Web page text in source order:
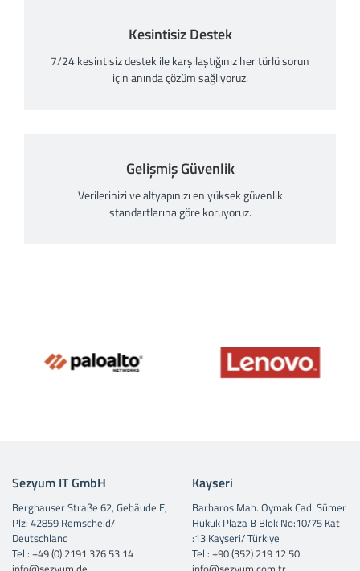
Kesintisiz Destek
7/24 kesintisiz destek ile karşılaştığınız her türlü sorun
için anında çözüm sağlıyoruz.
Gelişmiş Güvenlik
Verilerinizi ve altyapınızı en yüksek güvenlik
standartlarına göre koruyoruz.
Sezyum IT GmbH
Berghauser Straße 62, Gebäude E,
Plz: 42859 Remscheid/
Deutschland
Tel : +49 (0) 2191 376 53 14
Kayseri
Barbaros Mah. Oymak Cad. Sümer
Hukuk Plaza B Blok No:10/75 Kat
:13 Kayseri/ Türkiye
Tel : +90 (352) 219 12 50